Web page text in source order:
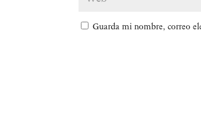
Guarda mi nombre, correo